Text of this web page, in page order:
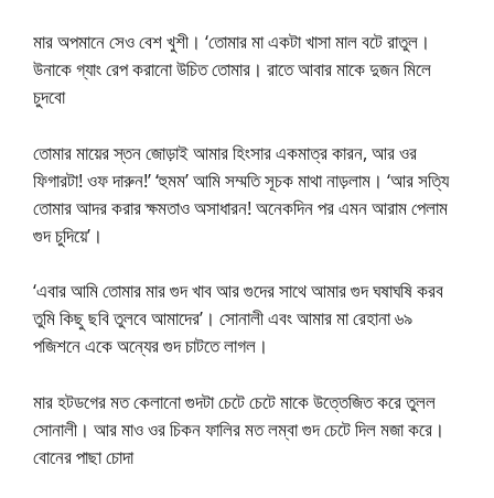
মার অপমানে সেও বেশ খুশী। ‘তোমার মা একটা খাসা মাল বটে রাতুল।
উনাকে গ্যাং রেপ করানো উচিত তোমার। রাতে আবার মাকে দুজন মিলে
চুদবো
তোমার মায়ের স্তন জোড়াই আমার হিংসার একমাত্র কারন, আর ওর
ফিগারটা! ওফ দারুন!’ ‘হুমম’ আমি সম্মতি সূচক মাথা নাড়লাম। ‘আর সত্যি
তোমার আদর করার ক্ষমতাও অসাধারন! অনেকদিন পর এমন আরাম পেলাম
গুদ চুদিয়ে’।
‘এবার আমি তোমার মার গুদ খাব আর গুদের সাথে আমার গুদ ঘষাঘষি করব
তুমি কিছু ছবি তুলবে আমাদের’। সোনালী এবং আমার মা রেহানা ৬৯
পজিশনে একে অন্যের গুদ চাটতে লাগল।
মার হটডগের মত কেলানো গুদটা চেটে চেটে মাকে উত্তেজিত করে তুলল
সোনালী। আর মাও ওর চিকন ফালির মত লম্বা গুদ চেটে দিল মজা করে।
বোনের পাছা চোদা